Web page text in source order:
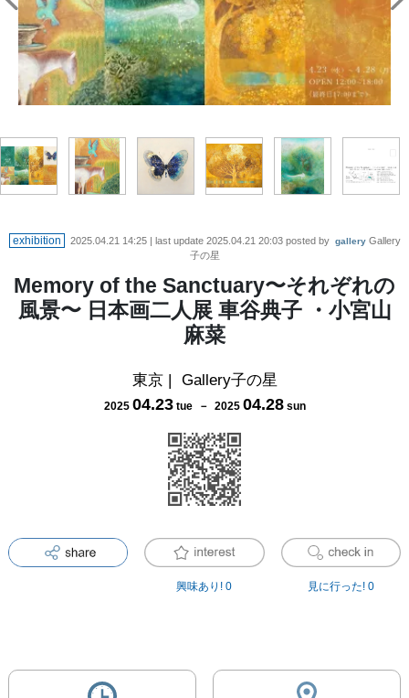
exhibition 2025.04.21 14:25| last update 2025.04.21 20:03posted by gallery Gallery
子の星
Memory of the Sanctuary〜それぞれの
風景〜 日本画二人展 車谷典子 ・小宮山
麻菜
東京| Gallery子の星
2025 04.23 tue－ 2025 04.28 sun
興味あり! 0 見に行った! 0